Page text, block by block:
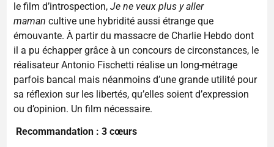
le film d’introspection, Je ne veux plus y aller
maman cultive une hybridité aussi étrange que
émouvante. À partir du massacre de Charlie Hebdo dont
il a pu échapper grâce à un concours de circonstances, le
réalisateur Antonio Fischetti réalise un long-métrage
parfois bancal mais néanmoins d’une grande utilité pour
sa réflexion sur les libertés, qu’elles soient d’expression
ou d’opinion. Un film nécessaire.
Recommandation : 3 cœurs